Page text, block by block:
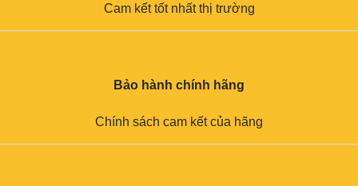
Cam kết tốt nhất thị trường
Bảo hành chính hãng
Chính sách cam kết của hãng